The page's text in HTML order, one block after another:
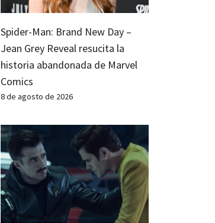
Spider-Man: Brand New Day –
Jean Grey Reveal resucita la
historia abandonada de Marvel
Comics
8 de agosto de 2026